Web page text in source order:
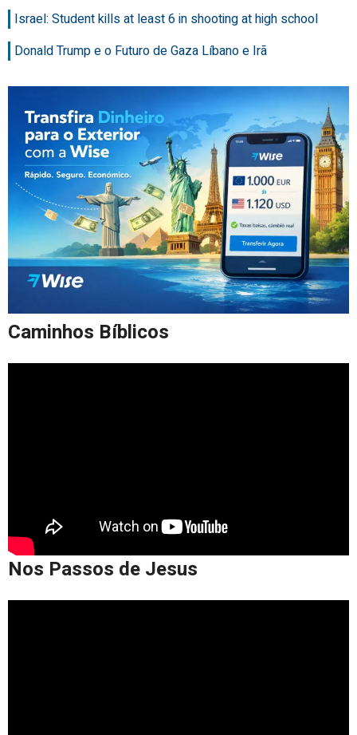
Israel: Student kills at least 6 in shooting at high school
Donald Trump e o Futuro de Gaza Líbano e Irã
Caminhos Bíblicos
Nos Passos de Jesus